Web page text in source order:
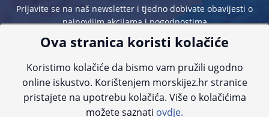
Prijavite se na naš newsletter i tjedno dobivate obavijesti o
najnovijim akcijama i pogodnostima
Sve navedene cijene sadrže PDV. Pokušavamo osigurati što preciznije
informacije, ali zbog tehnoloških ograničenja ne možemo garantirati potpunu
Ova stranica koristi kolačiće
Koristimo kolačiće da bismo vam pružili ugodno
online iskustvo. Korištenjem morskijez.hr stranice
pristajete na upotrebu kolačića. Više o kolačićima
možete saznati ovdje.